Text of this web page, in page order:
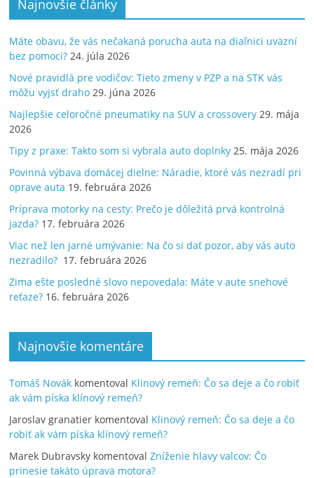
Najnovšie články
Máte obavu, že vás nečakaná porucha auta na diaľnici uväzní
bez pomoci? 24. júla 2026
Nové pravidlá pre vodičov: Tieto zmeny v PZP a na STK vás
môžu vyjsť draho 29. júna 2026
Najlepšie celoročné pneumatiky na SUV a crossovery 29. mája
2026
Tipy z praxe: Takto som si vybrala auto doplnky 25. mája 2026
Povinná výbava domácej dielne: Náradie, ktoré vás nezradí pri
oprave auta 19. februára 2026
Príprava motorky na cesty: Prečo je dôležitá prvá kontrolná
jazda? 17. februára 2026
Viac než len jarné umývanie: Na čo si dať pozor, aby vás auto
nezradilo? 17. februára 2026
Zima ešte posledné slovo nepovedala: Máte v aute snehové
reťaze? 16. februára 2026
Najnovšie komentáre
Tomáš Novák komentoval Klinový remeň: Čo sa deje a čo robiť
ak vám píska klínový remeň?
Jaroslav granatier komentoval Klinový remeň: Čo sa deje a čo
robiť ak vám píska klínový remeň?
Marek Dubravsky komentovalZníženie hlavy valcov: Čo
prinesie takáto úprava motora?